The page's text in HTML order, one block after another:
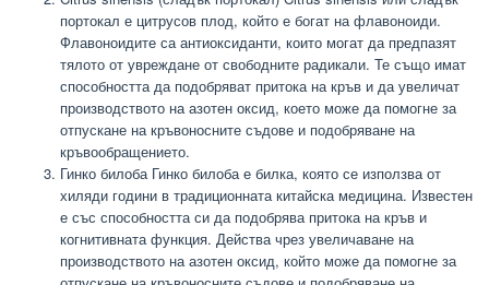
портокал е цитрусов плод, който е богат на флавоноиди.
Флавоноидите са антиоксиданти, които могат да предпазят
тялото от увреждане от свободните радикали. Те също имат
способността да подобряват притока на кръв и да увеличат
производството на азотен оксид, което може да помогне за
отпускане на кръвоносните съдове и подобряване на
кръвообращението.
Гинко билоба Гинко билоба е билка, която се използва от
хиляди години в традиционната китайска медицина. Известен
е със способността си да подобрява притока на кръв и
когнитивната функция. Действа чрез увеличаване на
производството на азотен оксид, който може да помогне за